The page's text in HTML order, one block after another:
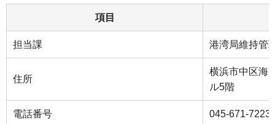
項目
担当課 港湾局維持管
住所
横浜市中区海
ル5階
電話番号 045-671-7223